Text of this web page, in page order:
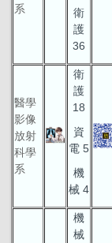
系
衛
護
36
醫學
影像
放射
科學
系
衛
護
18
資
電 5
機
械 4
機
械